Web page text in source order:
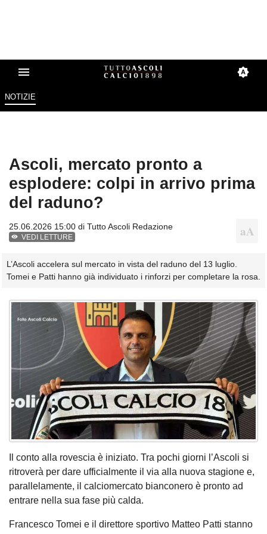
NOTIZIE
Ascoli, mercato pronto a
esplodere: colpi in arrivo prima
del raduno?
25.06.2026 15:00 di Tutto Ascoli Redazione
VEDI LETTURE
L’Ascoli accelera sul mercato in vista del raduno del 13 luglio.
Tomei e Patti hanno già individuato i rinforzi per completare la rosa.
Il conto alla rovescia è iniziato. Tra pochi giorni l’Ascoli si
ritroverà per dare ufficialmente il via alla nuova stagione e,
parallelamente, il calciomercato bianconero è pronto ad
entrare nella sua fase più calda.
Francesco Tomei e il direttore sportivo Matteo Patti stanno